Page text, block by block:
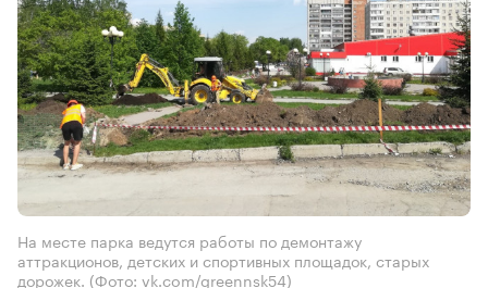
На месте парка ведутся работы по демонтажу
аттракционов, детских и спортивных площадок, старых
дорожек. (Фото: vk.com/greennsk54)